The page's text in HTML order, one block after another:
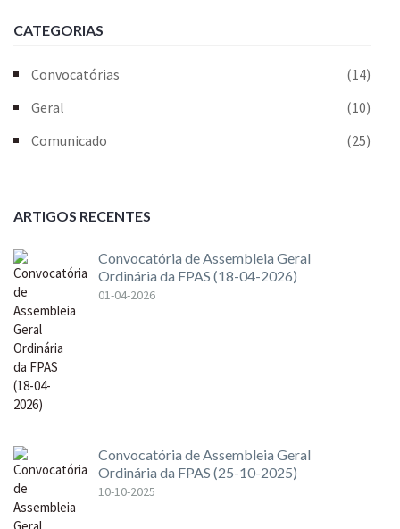
CATEGORIAS
Convocatórias
(14)
Geral
(10)
Comunicado
(25)
ARTIGOS RECENTES
Convocatória de Assembleia Geral
Ordinária da FPAS (18-04-2026)
01-04-2026
Convocatória de Assembleia Geral
Ordinária da FPAS (25-10-2025)
10-10-2025